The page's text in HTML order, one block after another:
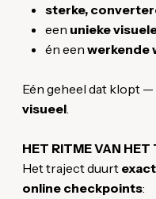
sterke,
een unieke
én een werkende
Eén geheel dat klopt —
visueel.
HET RITME VAN HET
Het traject duurt
online checkpoints: